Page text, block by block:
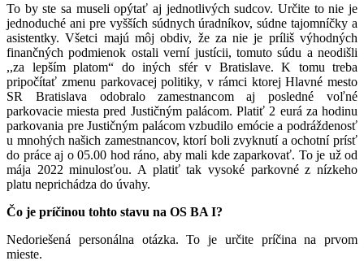
To by ste sa museli opýtať aj jednotlivých sudcov. Určite to nie je
jednoduché ani pre vyšších súdnych úradníkov, súdne tajomníčky a
asistentky. Všetci majú môj obdiv, že za nie je príliš výhodných
finančných podmienok ostali verní justícii, tomuto súdu a neodišli
,,za lepším platom“ do iných sfér v Bratislave. K tomu treba
pripočítať zmenu parkovacej politiky, v rámci ktorej Hlavné mesto
SR Bratislava odobralo zamestnancom aj posledné voľné
parkovacie miesta pred Justičným palácom. Platiť 2 eurá za hodinu
parkovania pre Justičným palácom vzbudilo emócie a podráždenosť
u mnohých našich zamestnancov, ktorí boli zvyknutí a ochotní prísť
do práce aj o 05.00 hod ráno, aby mali kde zaparkovať. To je už od
mája 2022 minulosťou. A platiť tak vysoké parkovné z nízkeho
platu neprichádza do úvahy.
Čo je príčinou tohto stavu na OS BA I?
Nedoriešená personálna otázka. To je určite príčina na prvom
mieste.